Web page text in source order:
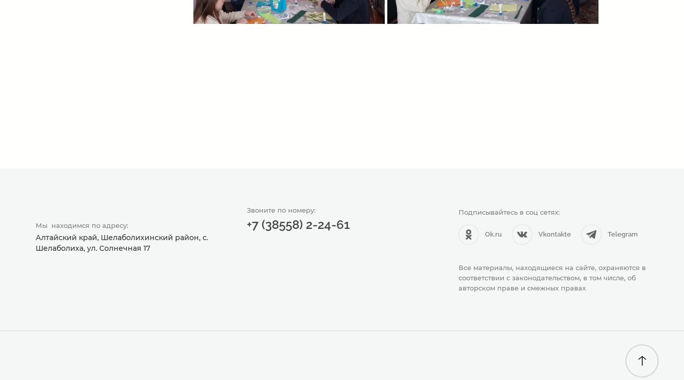
Мы находимся по адресу:
Алтайский край, Шелаболихинский район, с.
Шелаболиха, ул. Солнечная 17
Звоните по номеру:
+7 (38558) 2-24-61
Подписывайтесь в соц сетях:
Ok.ru Vkontakte Telegram
Все материалы, находящиеся на сайте, охраняются в
соответствии с законодательством, в том числе, об
авторском праве и смежных правах